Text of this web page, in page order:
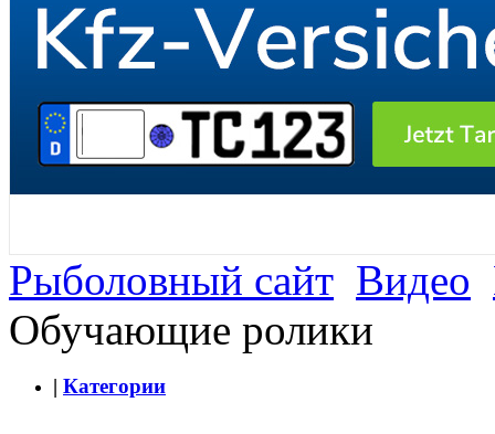
Рыболовный сайт Видео
Обучающие ролики
| Категории